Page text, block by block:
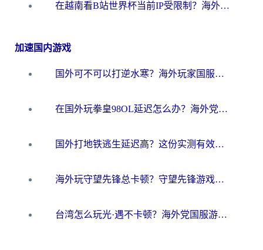
在越南看B站世界杯当前IP受限制？海外党体育观赛终极指南来了
加速国内游戏
国外可不可以打逆水寒？海外玩家国服畅玩终极指南（附漫威荒野乱斗加速方案）
在国外玩拳皇98OL延迟怎么办？海外党亲测有效的低延迟指南
国外打地铁逃生延迟高？这份实测有效的低延迟指南帮你吃鸡
海外玩守望先锋总卡顿？守望先锋游戏加速器在哪里买&避坑指南（附欧洲非洲游戏实测）
台湾怎么玩光·遇不卡顿？海外党国服游戏加速终极攻略（附实测体验）